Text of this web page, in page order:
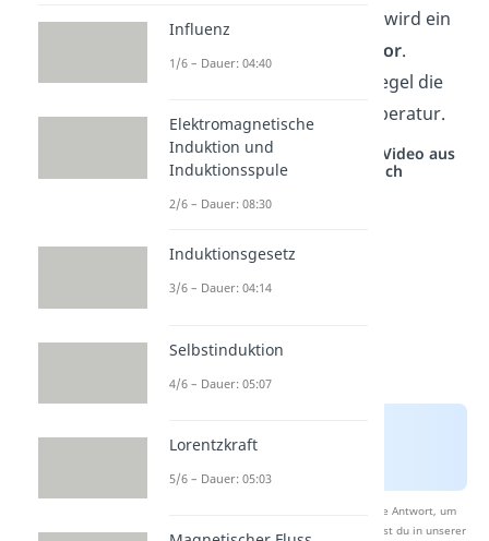
Beim absoluten Nullpunkt wird ein
Isolator.
Umgekehrt steigt in der Regel die
Leitfähigkeitmit der Temperatur.
Studyflix vernetzt: Hier ein Video aus
einem anderen Bereich
Nach Beantwortung speichern wir deine Antwort, um
Studyflix zu verbessern. Mehr dazu erfährst du in unserer
Influenz
1/6 – Dauer: 04:40
Elektromagnetische
Induktion und
Induktionsspule
2/6 – Dauer: 08:30
Induktionsgesetz
3/6 – Dauer: 04:14
Selbstinduktion
4/6 – Dauer: 05:07
Lorentzkraft
5/6 – Dauer: 05:03